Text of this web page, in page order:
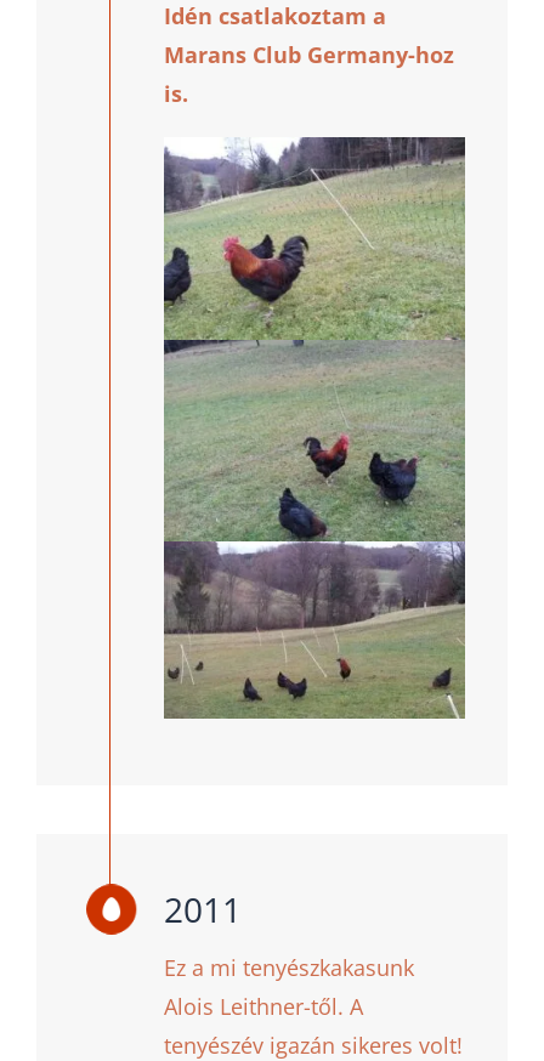
Idén csatlakoztam a
Marans Club Germany-hoz
is.
2011
Ez a mi tenyészkakasunk
Alois Leithner-től. A
tenyészév igazán sikeres volt!